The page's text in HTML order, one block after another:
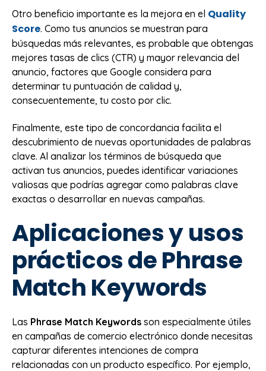
Otro beneficio importante es la mejora en el Quality
Score. Como tus anuncios se muestran para
búsquedas más relevantes, es probable que obtengas
mejores tasas de clics (CTR) y mayor relevancia del
anuncio, factores que Google considera para
determinar tu puntuación de calidad y,
consecuentemente, tu costo por clic.
Finalmente, este tipo de concordancia facilita el
descubrimiento de nuevas oportunidades de palabras
clave. Al analizar los términos de búsqueda que
activan tus anuncios, puedes identificar variaciones
valiosas que podrías agregar como palabras clave
exactas o desarrollar en nuevas campañas.
Aplicaciones y usos
prácticos de Phrase
Match Keywords
Las Phrase Match Keywords son especialmente útiles
en campañas de comercio electrónico donde necesitas
capturar diferentes intenciones de compra
relacionadas con un producto específico. Por ejemplo,